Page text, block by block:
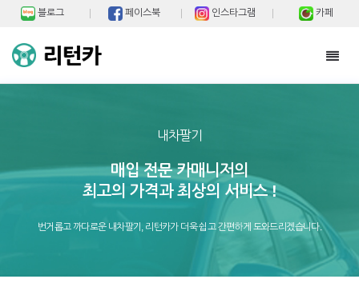
블로그 페이스북 인스타그램 카페
내차팔기
매입 전문 카매니저의
최고의 가격과 최상의 서비스 !
번거롭고 까다로운 내차팔기, 리턴카가 더욱 쉽고 간편하게 도와드리겠습니다.